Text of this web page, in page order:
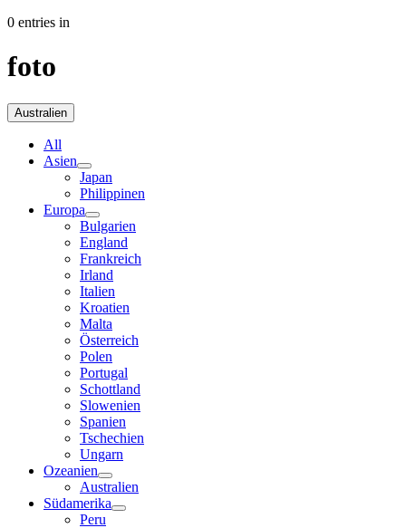
0 entries in
foto
Australien
All
Asien
Japan
Philippinen
Europa
Bulgarien
England
Frankreich
Irland
Italien
Kroatien
Malta
Österreich
Polen
Portugal
Schottland
Slowenien
Spanien
Tschechien
Ungarn
Ozeanien
Australien
Südamerika
Peru